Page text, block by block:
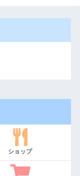
ショップ